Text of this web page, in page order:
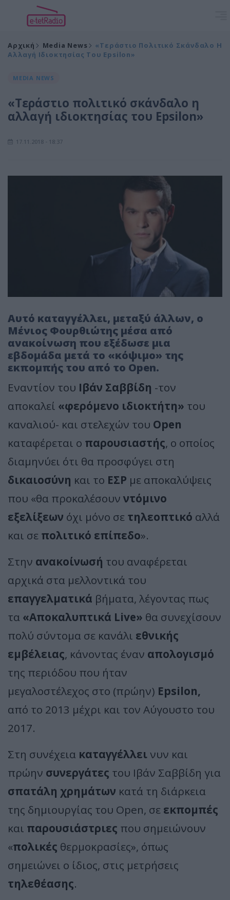
Αρχική Media News
«Τεράστιο Πολιτικό Σκάνδαλο Η
Αλλαγή Ιδιοκτησίας Του Epsilon»
MEDIA NEWS
«Τεράστιο πολιτικό σκάνδαλο η
αλλαγή ιδιοκτησίας του Epsilon»
17.11.2018 - 18:37
Αυτό καταγγέλλει, μεταξύ άλλων, ο
Μένιος Φουρθιώτης μέσα από
ανακοίνωση που εξέδωσε μια
εβδομάδα μετά το «κόψιμο» της
εκπομπής του από το Open.
Εναντίον του Ιβάν Σαββίδη -τον
αποκαλεί «φερόμενο ιδιοκτήτη» του
καναλιού- και στελεχών του Open
καταφέρεται ο παρουσιαστής, ο οποίος
διαμηνύει ότι θα προσφύγει στη
δικαιοσύνη και το ΕΣΡ με αποκαλύψεις
που «θα προκαλέσουν ντόμινο
εξελίξεων όχι μόνο σε τηλεοπτικό αλλά
και σε πολιτικό επίπεδο».
Στην ανακοίνωσή του αναφέρεται
αρχικά στα μελλοντικά του
επαγγελματικά βήματα, λέγοντας πως
τα «Αποκαλυπτικά Live» θα συνεχίσουν
πολύ σύντομα σε κανάλι εθνικής
εμβέλειας, κάνοντας έναν απολογισμό
της περιόδου που ήταν
μεγαλοστέλεχος στο (πρώην) Epsilon,
από το 2013 μέχρι και τον Αύγουστο του
2017.
Στη συνέχεια καταγγέλλεινυν και
πρώην συνεργάτες του Ιβάν Σαββίδη για
σπατάλη χρημάτων κατά τη διάρκεια
της δημιουργίας του Open, σε εκπομπές
και παρουσιάστριες που σημειώνουν
«πολικές θερμοκρασίες», όπως
σημειώνει ο ίδιος, στις μετρήσεις
τηλεθέασης.